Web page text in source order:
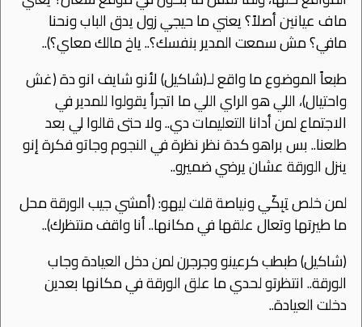
ماف عيانين أصلاً؟ يعني ما حيجي زول يدق الباب ونحنا
مافي؟ مش سمعت المدير بنفسك؟.. ياخ مالك معاي؟)..
طبعاً الموضوع ما واقع لـ(شاكيل) ﻷنو شايف انو دة (غش
واحتيال)، اللي هو الراي اللي ما اتجرأ يقولوا للمدير في
اﻻجتماع لمن أدانا التعليمات دي.. وﻻ حتى قالوا لي بعد
طلعنا.. بس براهو كدة نظر نظرة في النجوم وجاتو فكرة إنو
ينزل الورقة عشان يرضي ضميرو..
لمن خلص تِبِكّي ونياصة قلت ليهو: (أمشي جيب الورقة محل
ما طيرتها وتعال علقها في مكانها.. أنا واقف منتظرك)..
(شاكيل) طبطب كرعينو وجرجرن لمن دخل العيادة وجاب
الورقة.. انتظرتو لحدي ما علق الورقة في مكانها بعدين
دخلت العيادة..